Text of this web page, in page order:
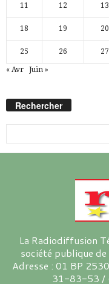
11 12 13
18 19 20
25 26 27
« Avr Juin »
Rechercher
La Radiodiffusion
société publique
Adresse : 01 BP
31-83-53 /